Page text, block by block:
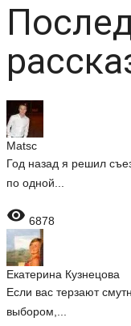
Matsc
Год назад я решил
по одной...
 6878
Екатерина Кузнецова
Если вас терзают
выбором,...